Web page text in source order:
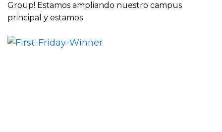
Group! Estamos ampliando nuestro campus
principal y estamos